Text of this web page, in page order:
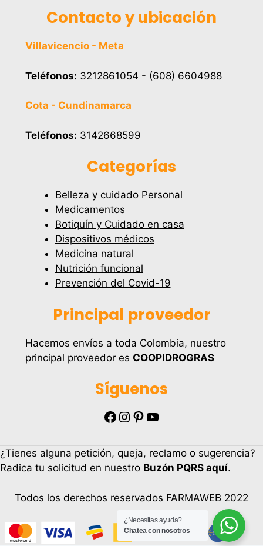
Contacto y ubicación
Villavicencio - Meta
Teléfonos: 3212861054 - (608) 6604988
Cota - Cundinamarca
Teléfonos: 3142668599
Categorías
Belleza y cuidado Personal
Medicamentos
Botiquín y Cuidado en casa
Dispositivos médicos
Medicina natural
Nutrición funcional
Prevención del Covid-19
Principal proveedor
Hacemos envíos a toda Colombia, nuestro
principal proveedor es COOPIDROGRAS
Síguenos
Facebook Instagram Pinterest YouTube
¿Tienes alguna petición, queja, reclamo o sugerencia?
Radica tu solicitud en nuestro Buzón PQRS aquí.
Todos los derechos reservados FARMAWEB 2022
¿Necesitas ayuda?
Chatea con nosotros